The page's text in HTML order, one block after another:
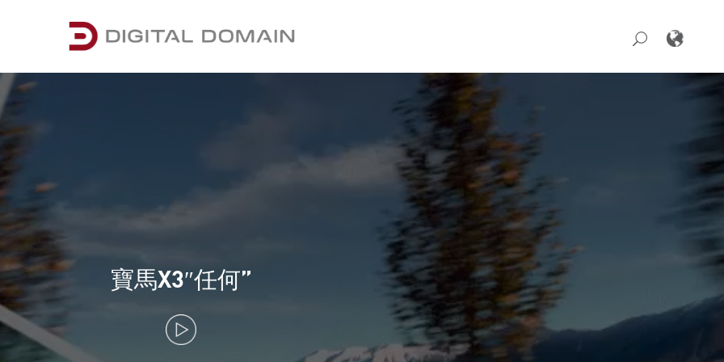
寶馬X3″任何”